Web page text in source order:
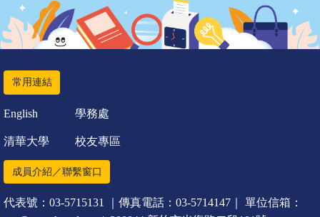
常用連結
English 學務處
清華大學 校友專區
成員介紹／聯繫窗口
代表號：03-5715131 ｜傳真電話：03-5714147｜ 單位信箱：